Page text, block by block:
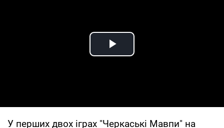
Play Video
У перших двох іграх "Черкаські Мавпи" на